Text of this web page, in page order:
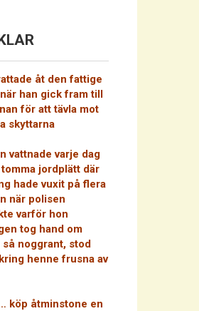
åt den fattige
han gick fram till
för att tävla mot
skyttarna
vattnade varje dag
tomma jordplätt där
hade vuxit på flera
när polisen
varför hon
tog hand om
så noggrant, stod
henne frusna av
köp åtminstone en